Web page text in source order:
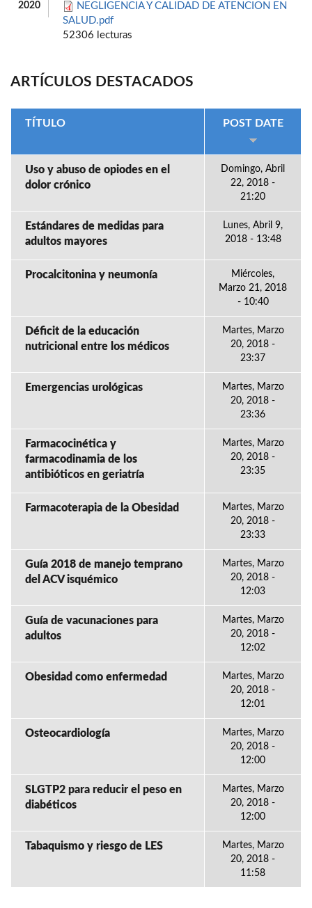
2020
NEGLIGENCIA Y CALIDAD DE ATENCION EN
SALUD.pdf
52306 lecturas
ARTÍCULOS DESTACADOS
TÍTULO POST DATE
Uso y abuso de opiodes en el
dolor crónico
Domingo, Abril
22, 2018 -
21:20
Estándares de medidas para
adultos mayores
Lunes, Abril 9,
2018 - 13:48
Procalcitonina y neumonía
Miércoles,
Marzo 21, 2018
- 10:40
Déficit de la educación
nutricional entre los médicos
Martes, Marzo
20, 2018 -
23:37
Emergencias urológicas
Martes, Marzo
20, 2018 -
23:36
Farmacocinética y
farmacodinamia de los
antibióticos en geriatría
Martes, Marzo
20, 2018 -
23:35
Farmacoterapia de la Obesidad
Martes, Marzo
20, 2018 -
23:33
Guía 2018 de manejo temprano
del ACV isquémico
Martes, Marzo
20, 2018 -
12:03
Guía de vacunaciones para
adultos
Martes, Marzo
20, 2018 -
12:02
Obesidad como enfermedad
Martes, Marzo
20, 2018 -
12:01
Osteocardiología
Martes, Marzo
20, 2018 -
12:00
SLGTP2 para reducir el peso en
diabéticos
Martes, Marzo
20, 2018 -
12:00
Tabaquismo y riesgo de LES
Martes, Marzo
20, 2018 -
11:58